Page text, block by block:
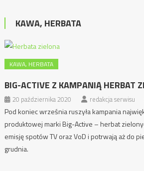
KAWA, HERBATA
KAWA, HERBATA
BIG-ACTIVE Z KAMPANIĄ HERBAT
20 października 2020 redakcja serwisu
Pod koniec września ruszyła kampania
produktowej marki Big-Active – herbat
emisję spotów TV oraz VoD i potrwają aż do
grudnia.